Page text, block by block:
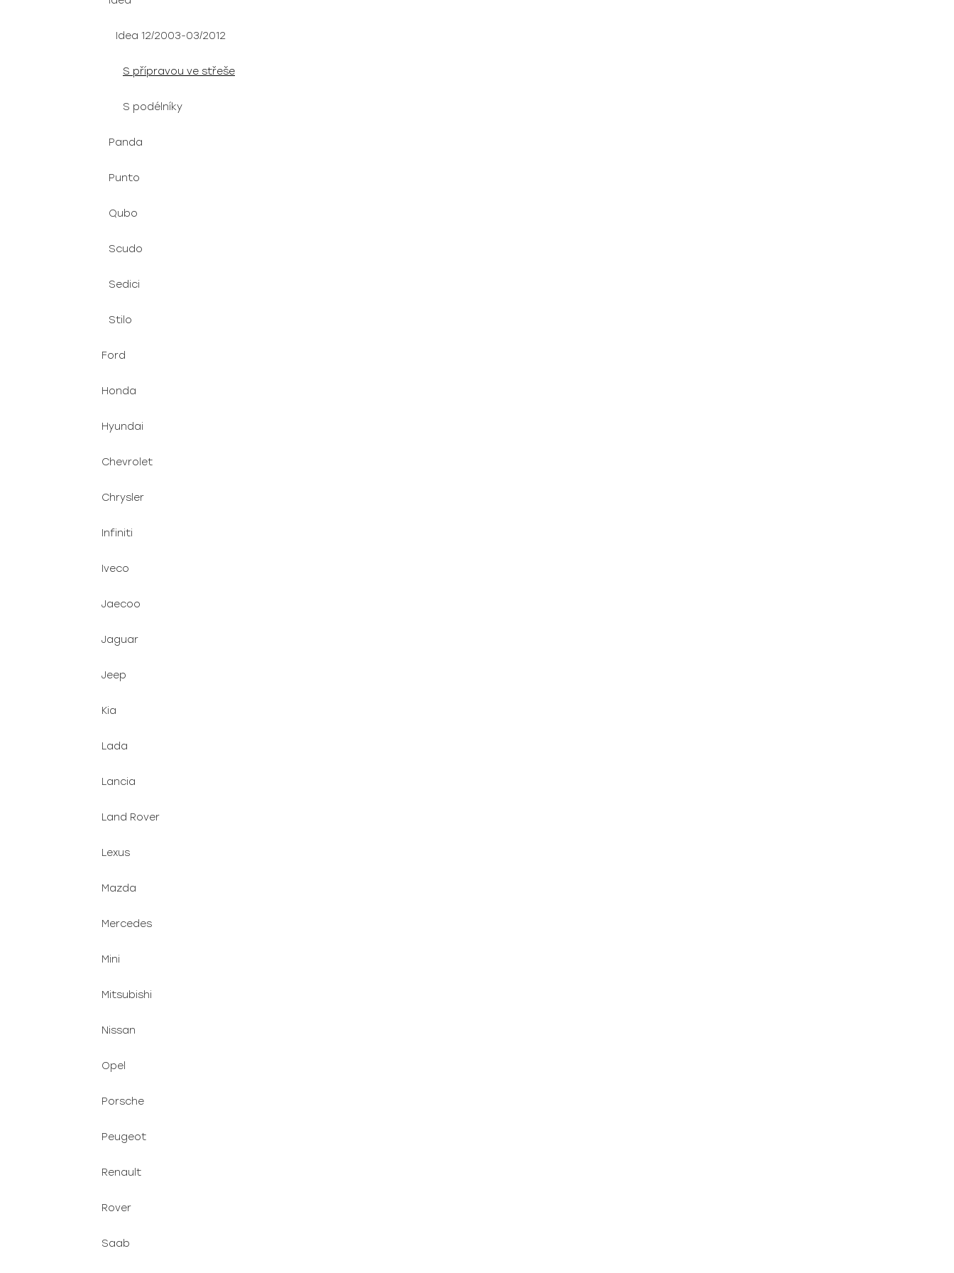
Idea 12/2003-03/2012
S přípravou ve střeše
S podélníky
Panda
Punto
Qubo
Scudo
Sedici
Stilo
Ford
Honda
Hyundai
Chevrolet
Chrysler
Infiniti
Iveco
Jaecoo
Jaguar
Jeep
Kia
Lada
Lancia
Land Rover
Lexus
Mazda
Mercedes
Mini
Mitsubishi
Nissan
Opel
Porsche
Peugeot
Renault
Rover
Saab